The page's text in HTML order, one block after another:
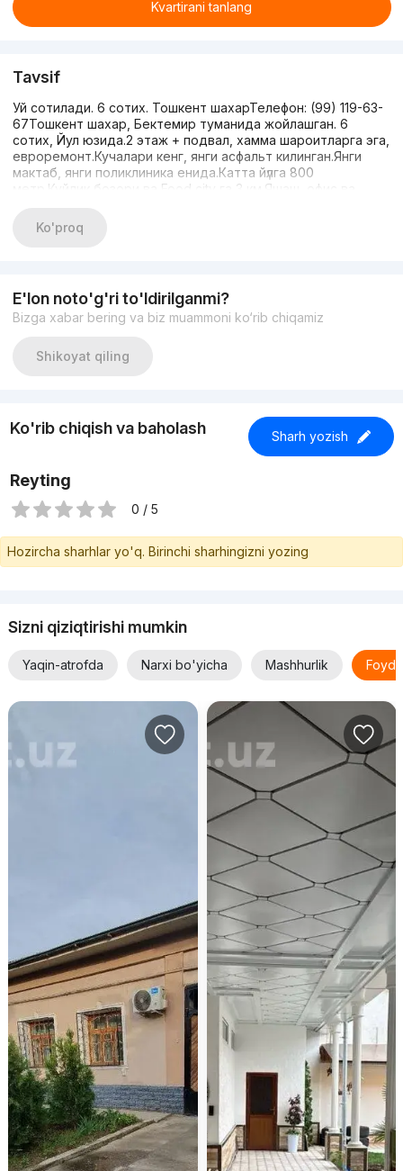
Kvartirani tanlang
Tavsif
Уй сотилади. 6 сотих. Тошкент шахарТелефон: (99) 119-63-
67Тошкент шахар, Бектемир туманида жойлашган. 6
сотих, Йул юзида.2 этаж + подвал, хамма шароитларга эга,
евроремонт.Кучалари кенг, янги асфальт килинган.Янги
мактаб, янги поликлиника енида.Катта йүлга 800
метр.Куйлик бозори ва Food city га 3 км.Яшаш, офис ва
63-67Бектемирский район, вдоль дорогиУчасток: 6
сотокДом: 2 этажа + подвалСовременный евроремонтВсе
— 3 кмПодходит для проживания, офиса или бизнесаДом
продаётся от собственника
Ko'proq
E'lon noto'g'ri to'ldirilganmi?
Bizga xabar bering va biz muammoni ko‘rib chiqamiz
Shikoyat qiling
Ko'rib chiqish va baholash Sharh yozish
Reyting
0 / 5
Hozircha sharhlar yo'q. Birinchi sharhingizni yozing
Sizni qiziqtirishi mumkin
Yaqin-atrofda Narxi bo'yicha Mashhurlik